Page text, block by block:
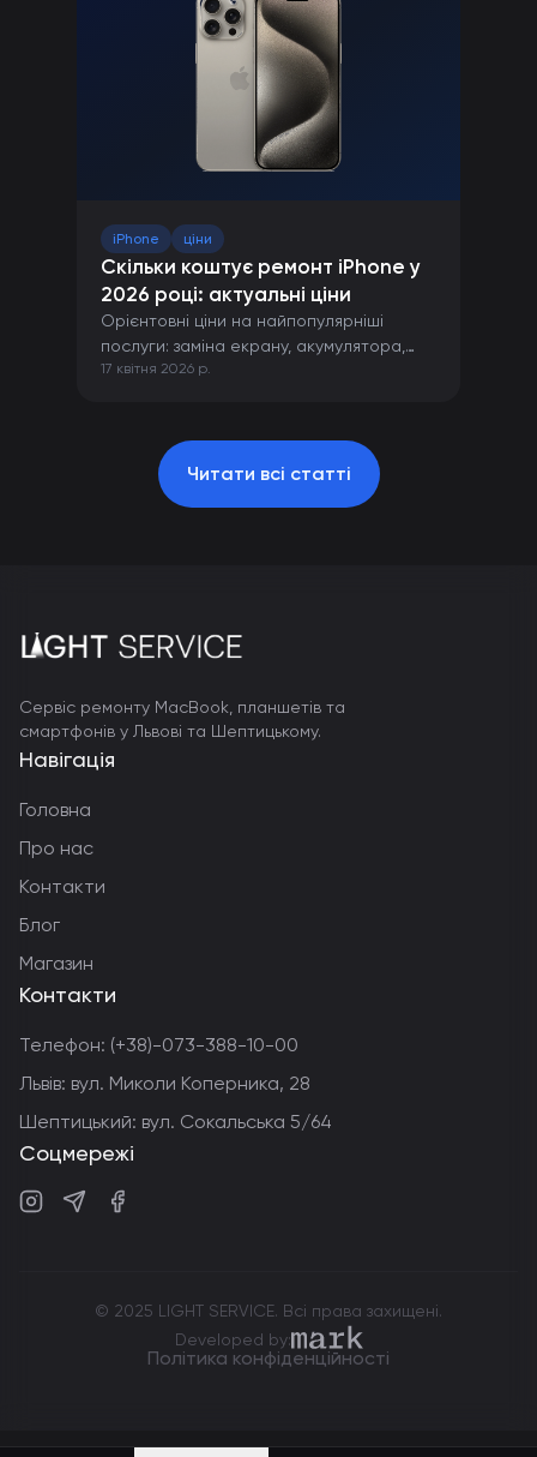
iPhone ціни
Скільки коштує ремонт iPhone у
2026 році: актуальні ціни
Орієнтовні ціни на найпопулярніші
послуги: заміна екрану, акумулятора,
камери та інших компонентів iPhone.
17 квітня 2026 р.
Читати всі статті
Сервіс ремонту MacBook, планшетів та
смартфонів у Львові та Шептицькому.
Навігація
Головна
Про нас
Контакти
Блог
Магазин
Контакти
Телефон: (+38)-073-388-10-00
Львів: вул. Миколи Коперника, 28
Шептицький: вул. Сокальська 5/64
Соцмережі
© 2025 LIGHT SERVICE. Всі права захищені.
Developed by:markdev.agency
Політика конфіденційності